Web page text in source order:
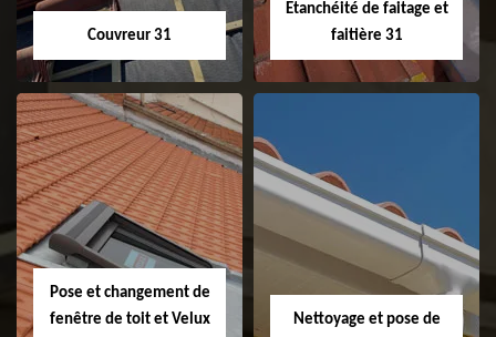
Couvreur 31
Couvreur 31
Etanchéité de faitage et
faitière 31
Etanchéité de
faitage et faitière
31
Pose et changement de
fenêtre de toit et Velux
Nettoyage et pose de